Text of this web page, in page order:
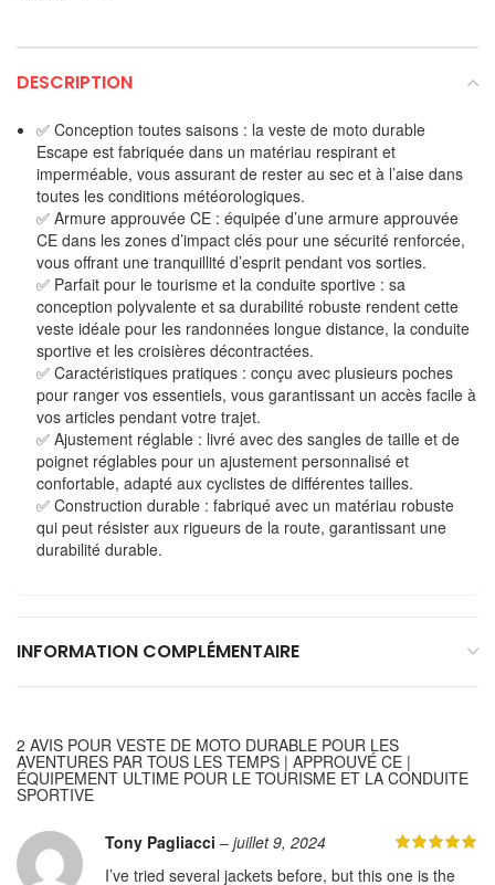
DESCRIPTION
✅ Conception toutes saisons : la veste de moto durable
Escape est fabriquée dans un matériau respirant et
imperméable, vous assurant de rester au sec et à l’aise dans
toutes les conditions météorologiques.
✅ Armure approuvée CE : équipée d’une armure approuvée
CE dans les zones d’impact clés pour une sécurité renforcée,
vous offrant une tranquillité d’esprit pendant vos sorties.
✅ Parfait pour le tourisme et la conduite sportive : sa
conception polyvalente et sa durabilité robuste rendent cette
veste idéale pour les randonnées longue distance, la conduite
sportive et les croisières décontractées.
✅ Caractéristiques pratiques : conçu avec plusieurs poches
pour ranger vos essentiels, vous garantissant un accès facile à
vos articles pendant votre trajet.
✅ Ajustement réglable : livré avec des sangles de taille et de
poignet réglables pour un ajustement personnalisé et
confortable, adapté aux cyclistes de différentes tailles.
✅ Construction durable : fabriqué avec un matériau robuste
qui peut résister aux rigueurs de la route, garantissant une
durabilité durable.
INFORMATION COMPLÉMENTAIRE
2 AVIS POUR VESTE DE MOTO DURABLE POUR LES
AVENTURES PAR TOUS LES TEMPS | APPROUVÉ CE |
ÉQUIPEMENT ULTIME POUR LE TOURISME ET LA CONDUITE
SPORTIVE
Tony Pagliacci – juillet 9, 2024
I’ve tried several jackets before, but this one is the